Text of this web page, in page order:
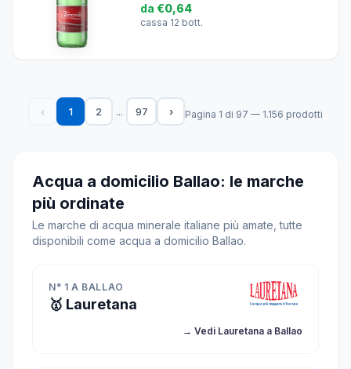
da €0,64
cassa 12 bott.
‹ 1 2 ... 97 › Pagina 1 di 97 — 1.156 prodotti
Acqua a domicilio Ballao: le marche
più ordinate
Le marche di acqua minerale italiane più amate, tutte
disponibili come acqua a domicilio Ballao.
N° 1 A BALLAO
🥇 Lauretana
→ Vedi Lauretana a Ballao